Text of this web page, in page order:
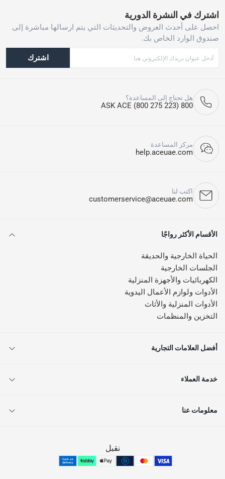
اشترك في النشرة الدورية
احصل على أحدث العروض والتحديثات التي يتم ارسالها مباشرة إلى
صندوق الوارد الخاص بك.
اشترك
هل تحتاج إلى المساعدة؟
800 ASK ACE (800 275 223)
مركز المساعدة
help.aceuae.com
اكتب لنا
customerservice@aceuae.com
الأقسام الأكثر رواجًا
الحياة الخارجية والحديقة
الجلسات الخارجية
الكهربائيات والأجهزة المنزلية
الأدوات ولوازم الأعمال اليدوية
الأدوات المنزلية والأثاث
التخزين والمنظمات
أفضل العلامات التجارية
خدمة العملاء
معلومات عنا
نقبل